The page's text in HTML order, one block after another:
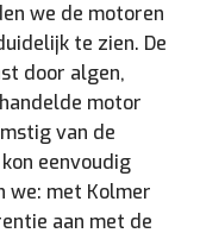
we de motoren
te zien. De
door algen,
motor
van de
eenvoudig
we: met Kolmer
aan met de